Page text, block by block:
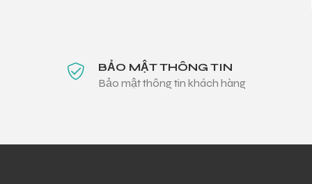
BẢO MẬT THÔNG TIN
Bảo mật thông tin khách hàng